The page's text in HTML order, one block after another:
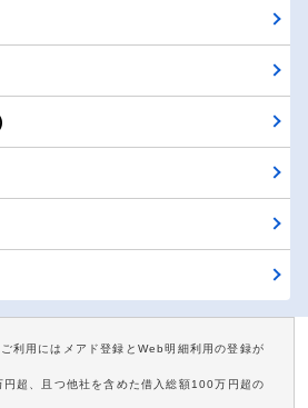
利用にはメアド登録とWeb明細利用の登録が
超、且つ他社を含めた借入総額100万円超の